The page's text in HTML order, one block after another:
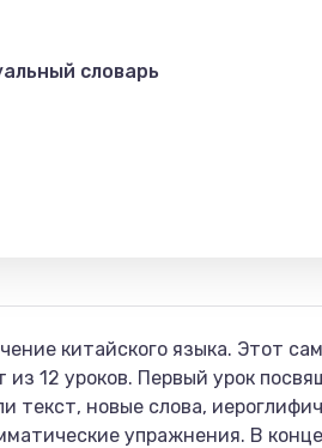
словарь
китайского языка. Этот
12 уроков. Первый урок
текст, новые слова,
упражнения. В